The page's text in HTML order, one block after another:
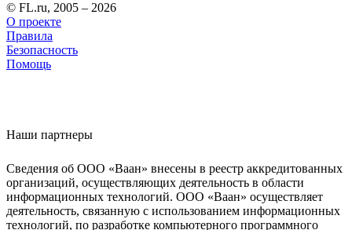
© FL.ru, 2005 – 2026
О проекте
Правила
Безопасность
Помощь
Наши партнеры
Сведения об ООО «Ваан» внесены в реестр аккредитованных
организаций, осуществляющих деятельность в области
информационных технологий. ООО «Ваан» осуществляет
деятельность, связанную с использованием информационных
технологий, по разработке компьютерного программного